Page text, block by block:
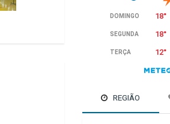
REGIÃO